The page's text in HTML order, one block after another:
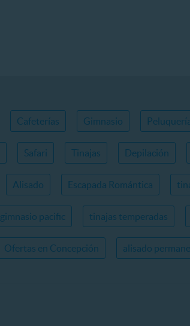
Cafeterías Gimnasio
Safari Tinajas Depilación
Alisado Escapada Romántica
gimnasio pacific tinajas temperadas
Ofertas en Concepción alisado